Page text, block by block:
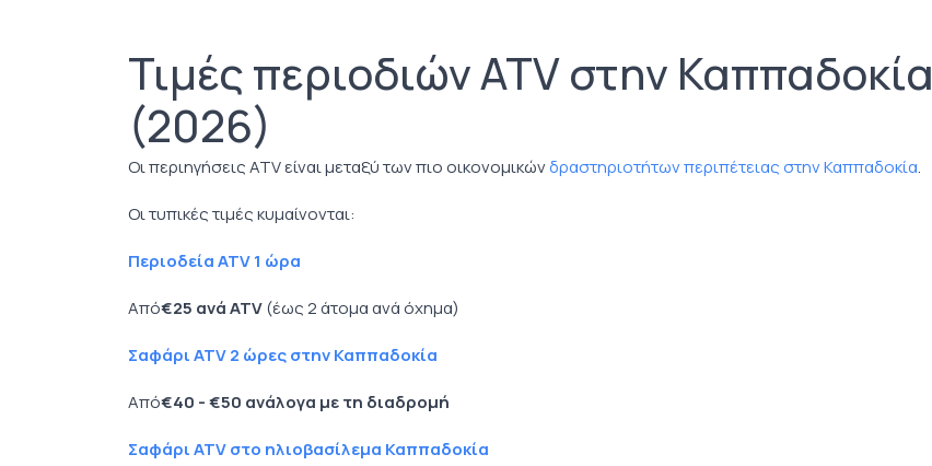
Τιμές περιοδιών ATV στην Καππαδοκία
(2026)
Οι περιηγήσεις ATV είναι μεταξύ των πιο οικονομικώνδραστηριοτήτων περιπέτειας στην Καππαδοκία.
Οι τυπικές τιμές κυμαίνονται:
Περιοδεία ATV 1 ώρα
Από€25 ανά ATV(έως 2 άτομα ανά όχημα)
Σαφάρι ATV 2 ώρες στην Καππαδοκία
Από€40 - €50 ανάλογα με τη διαδρομή
Σαφάρι ATV στο ηλιοβασίλεμα Καππαδοκία